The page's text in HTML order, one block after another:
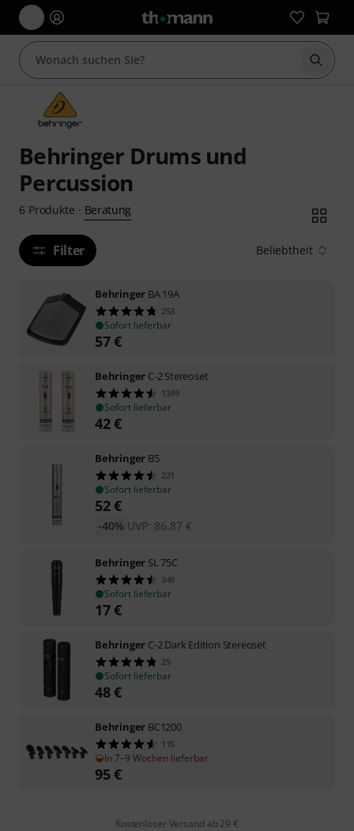
Suche
Behringer Drums und
Percussion
6 Produkte · Beratung
Filter Beliebtheit
Behringer BA 19A
253
Sofort lieferbar
57€
Behringer C-2 Stereoset
1349
Sofort lieferbar
42€
Behringer B5
221
Sofort lieferbar
52€
UVP: 86,87 €
-40%
Behringer SL 75C
349
Sofort lieferbar
17€
Behringer C-2 Dark Edition Stereoset
25
Sofort lieferbar
48€
Behringer BC1200
115
In 7–9 Wochen lieferbar
95€
Kostenloser Versand ab 29 €